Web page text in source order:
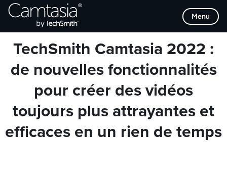
Passer
directement
contenu
Menu
Browse Categories
TechSmith Camtasia 2022 :
de nouvelles fonctionnalités
pour créer des vidéos
toujours plus attrayantes et
efficaces en un rien de temps